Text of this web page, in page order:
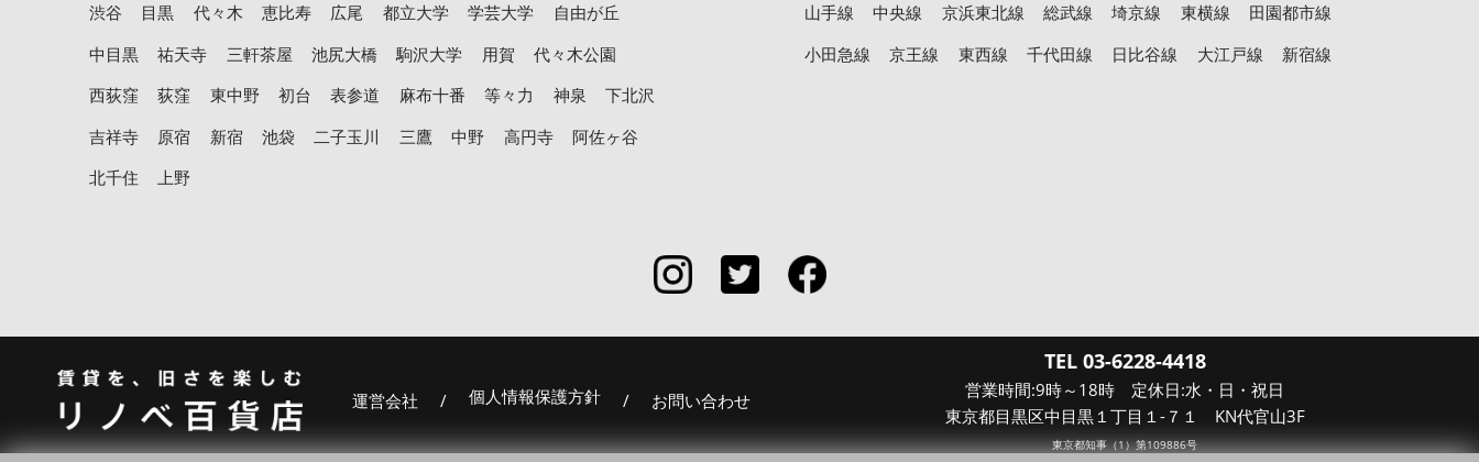
渋谷 目黒 代々木 恵比寿 広尾 都立大学 学芸大学
自由が丘
中目黒
祐天寺 三軒茶屋 池尻大橋 駒沢大学 用賀
代々木公園
西荻窪
荻窪 東中野 初台 表参道 麻布十番 等々力 神泉
下北沢
吉祥寺
原宿 新宿 池袋 二子玉川 三鷹 中野 高円寺
阿佐ヶ谷
北千住
上野
山手線 中央線 京浜東北線 総武線 埼京線 東横線
田園都市線
小田急線
京王線 東西線 千代田線 日比谷線 大江戸線 新宿線
運営会社 / 個人情報保護方針 / お問い合わせ
TEL 03-6228-4418
営業時間:9時～18時 定休日:水・日・祝日
東京都目黒区中目黒１丁目１-７１ KN代官山3F
東京都知事（1）第109886号